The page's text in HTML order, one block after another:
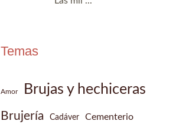
Temas
Amor Brujas y hechiceras
Brujería Cadáver Cementerio